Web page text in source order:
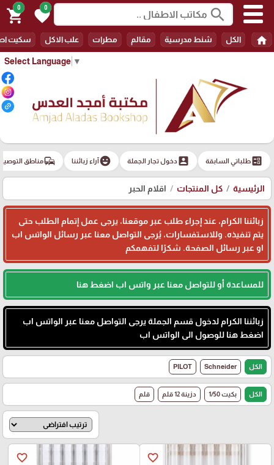
Select Language ▼
search
0
favorite
0
shopping_cart
home الكل شنط مدرسية مقالم مطرات علب الاكل سكيت
ballotطلباتي السابقة account_boxدخول تجار الجملة emoji_emotionsآراء زبائننا commuteمناطق
الرئيسية كل المنتجات اقلام الحبر
زبائننا الكرام، عند إجراء طلب عبر موقعنا، يرجى عمل إتمام الطلب حتى
يتم تنفيذه. وللاستفسارات، يُرجى التواصل معنا عبر رسائل الواتس اب
او عبر رسائل الصفحة. شكرًا لتفهمكم
للمساعدة أو للتواصل معنا عبر واتس اب اضغط هنا
زبائننا الكرام لدخول قسم الجملة يرجى التواصل معنا عبر الواتس اب
اضغط هنا للوصول الى الواتس اب
الكل Schneider
PILOT
الكل بكيت 1/50 دزينة 12 قلم قلم
favorite_border
favorite_border